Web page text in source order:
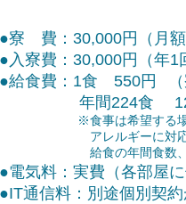
●寮 費：30,000円（月額
●入寮費：30,000円（年1
●給食費：1食 550円
年間224食
※食事は希望する
アレルギーに対
給食の年間食数
給食の年間食数
●電気料：実費（各部屋に
●IT通信料：別途個別契